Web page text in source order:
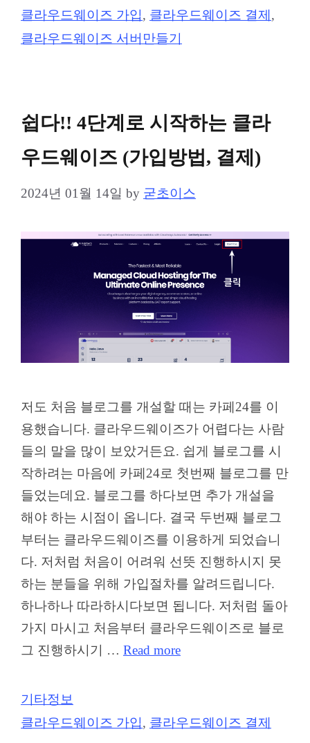
Tags
클라우드웨이즈 가입, 클라우드웨이즈 결제 ,
클라우드웨이즈 서버만들기
쉽다!! 4단계로 시작하는 클라
우드웨이즈 (가입방법, 결제)
2024년 01월 14일 by 굳초이스
저도 처음 블로그를 개설할 때는 카페24를 이
용했습니다. 클라우드웨이즈가 어렵다는 사람
들의 말을 많이 보았거든요. 쉽게 블로그를 시
작하려는 마음에 카페24로 첫번째 블로그를 만
들었는데요. 블로그를 하다보면 추가 개설을
해야 하는 시점이 옵니다. 결국 두번째 블로그
부터는 클라우드웨이즈를 이용하게 되었습니
다. 저처럼 처음이 어려워 선뜻 진행하시지 못
하는 분들을 위해 가입절차를 알려드립니다.
하나하나 따라하시다보면 됩니다. 저처럼 돌아
가지 마시고 처음부터 클라우드웨이즈로 블로
그 진행하시기 … Read more
Categories
기타정보
Tags
클라우드웨이즈 가입, 클라우드웨이즈 결제